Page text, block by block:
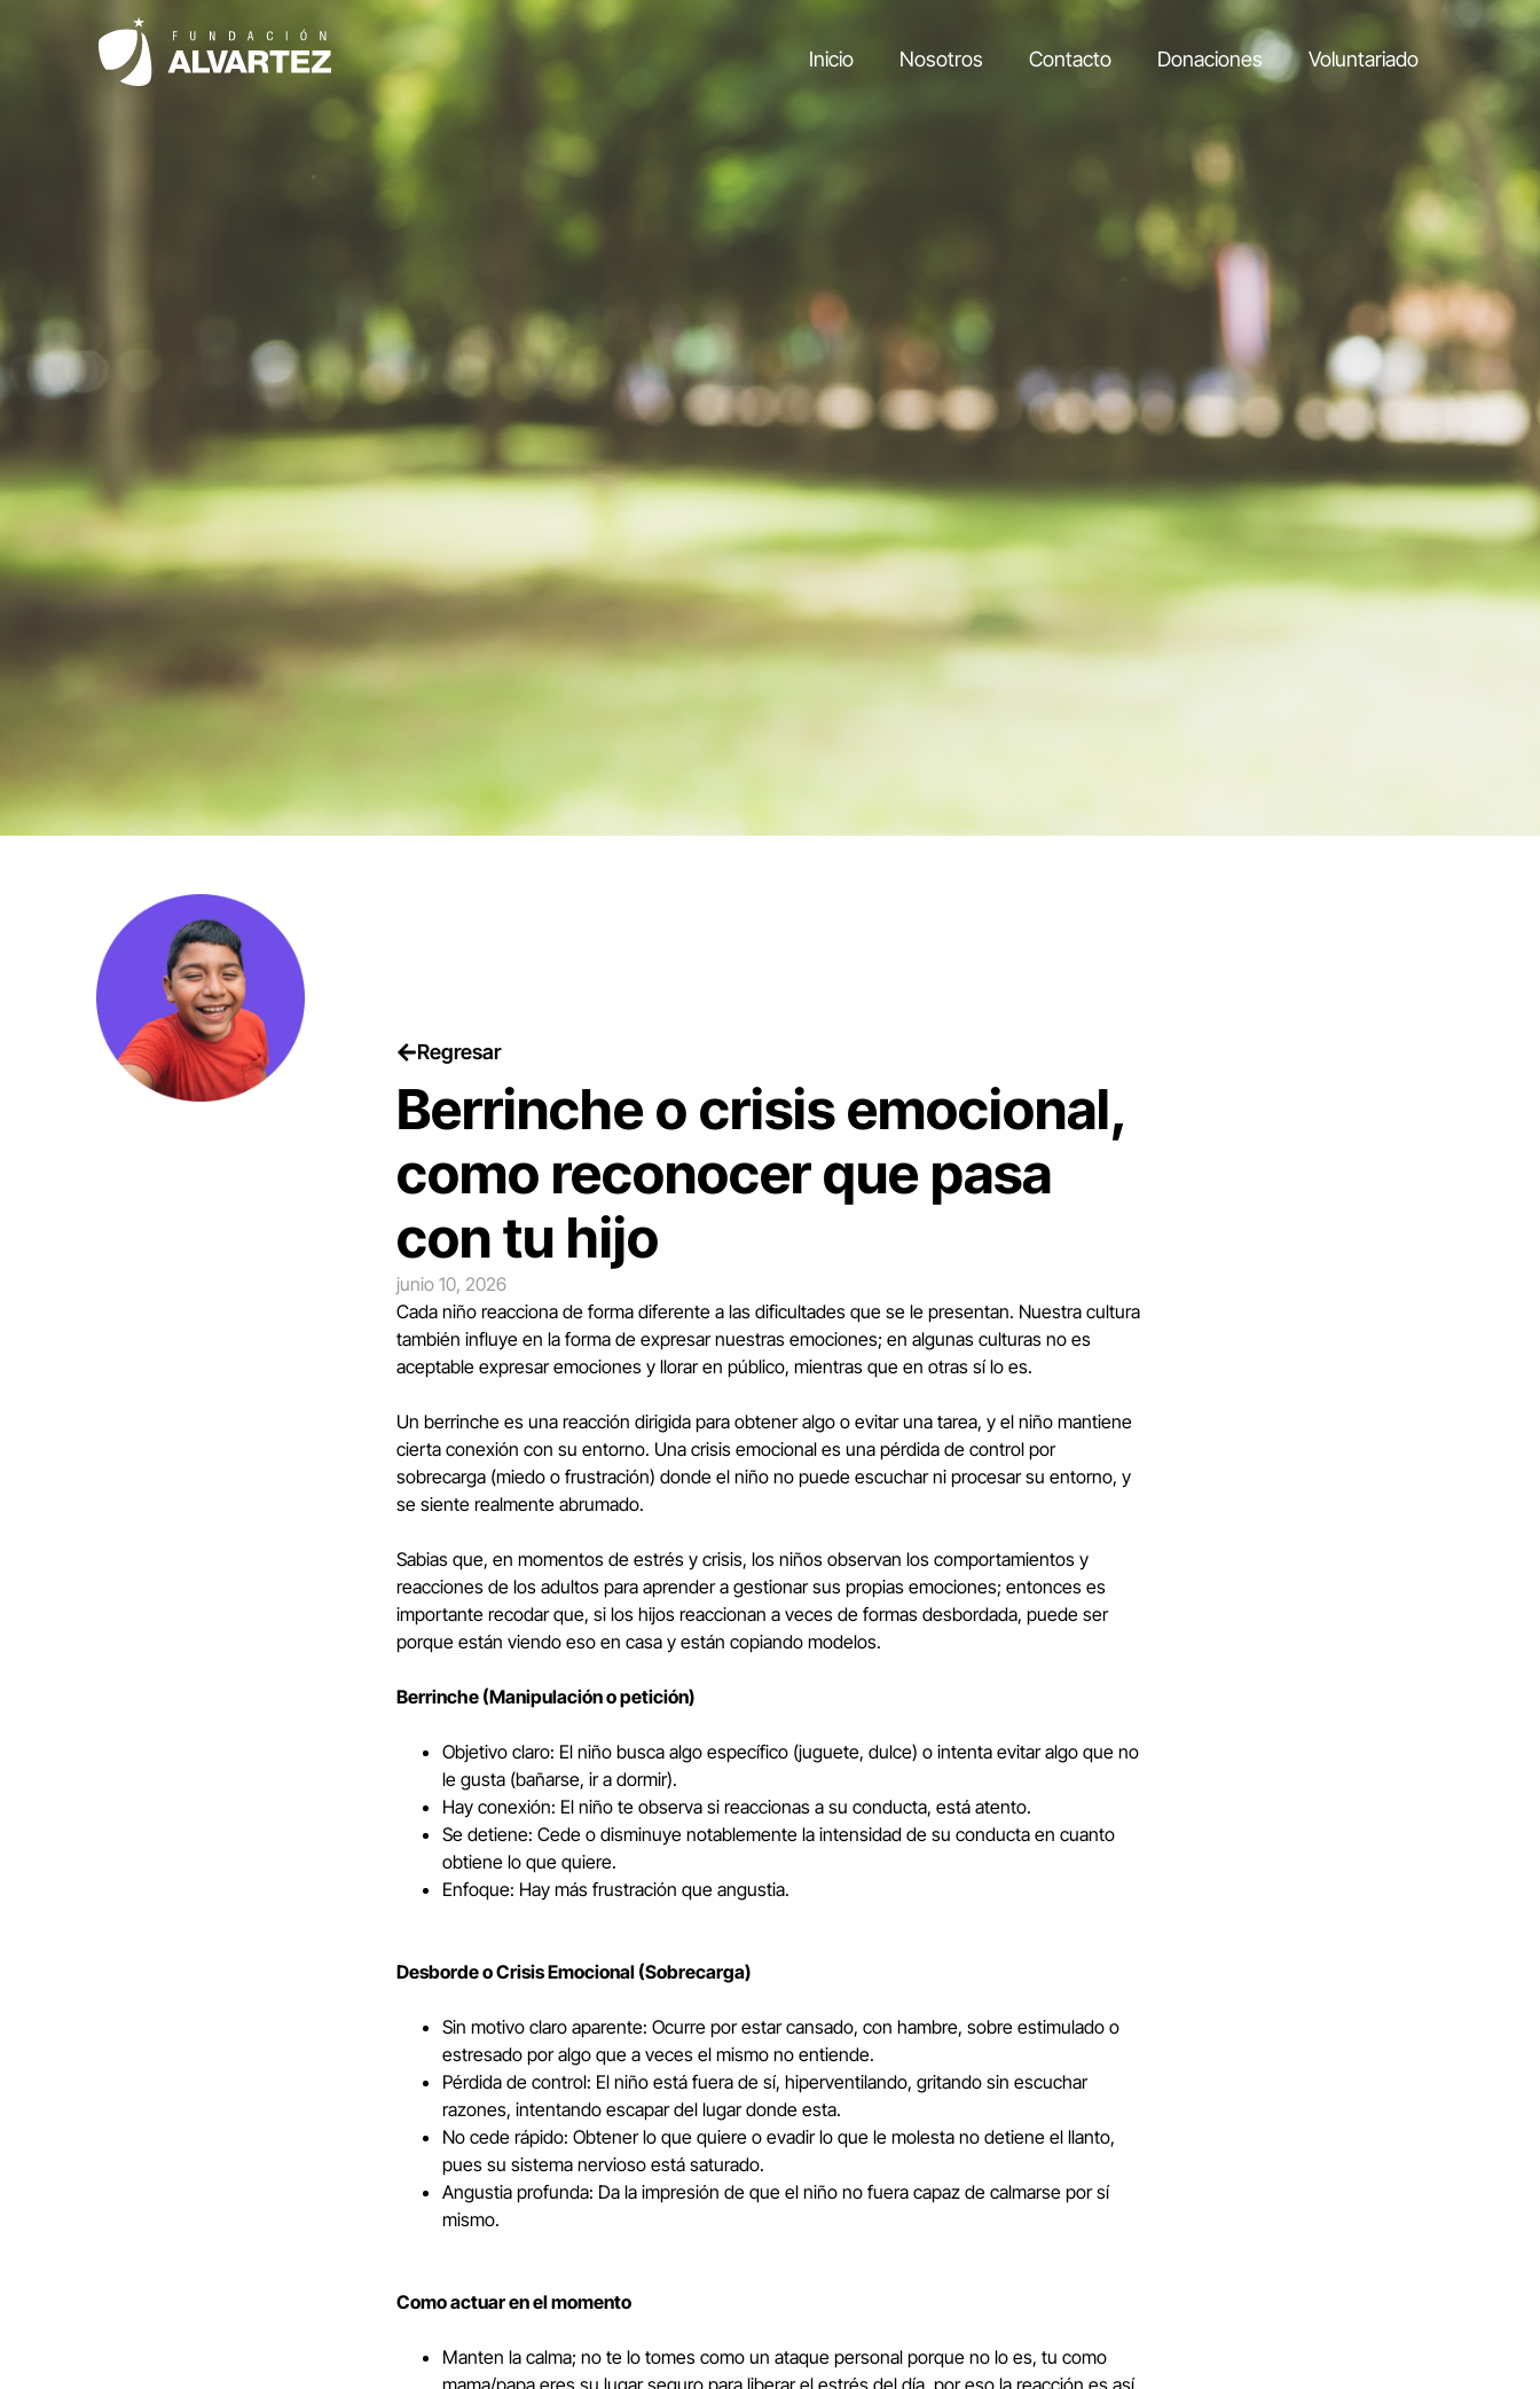
Inicio Nosotros Contacto Donaciones Voluntariado
Regresar
Berrinche o crisis emocional,
como reconocer que pasa
con tu hijo
junio 10, 2026
Cada niño reacciona de forma diferente a las dificultades que se le presentan. Nuestra cultura
también influye en la forma de expresar nuestras emociones; en algunas culturas no es
aceptable expresar emociones y llorar en público, mientras que en otras sí lo es.
Un berrinche es una reacción dirigida para obtener algo o evitar una tarea, y el niño mantiene
cierta conexión con su entorno. Una crisis emocional es una pérdida de control por
sobrecarga (miedo o frustración) donde el niño no puede escuchar ni procesar su entorno, y
se siente realmente abrumado.
Sabias que, en momentos de estrés y crisis, los niños observan los comportamientos y
reacciones de los adultos para aprender a gestionar sus propias emociones; entonces es
importante recodar que, si los hijos reaccionan a veces de formas desbordada, puede ser
porque están viendo eso en casa y están copiando modelos.
Berrinche (Manipulación o petición)
Objetivo claro: El niño busca algo específico (juguete, dulce) o intenta evitar algo que no
le gusta (bañarse, ir a dormir).
Hay conexión: El niño te observa si reaccionas a su conducta, está atento.
Se detiene: Cede o disminuye notablemente la intensidad de su conducta en cuanto
obtiene lo que quiere.
Enfoque: Hay más frustración que angustia.
Desborde o Crisis Emocional (Sobrecarga)
Sin motivo claro aparente: Ocurre por estar cansado, con hambre, sobre estimulado o
estresado por algo que a veces el mismo no entiende.
Pérdida de control: El niño está fuera de sí, hiperventilando, gritando sin escuchar
razones, intentando escapar del lugar donde esta.
No cede rápido: Obtener lo que quiere o evadir lo que le molesta no detiene el llanto,
pues su sistema nervioso está saturado.
Angustia profunda: Da la impresión de que el niño no fuera capaz de calmarse por sí
mismo.
Como actuar en el momento
Manten la calma; no te lo tomes como un ataque personal porque no lo es, tu como